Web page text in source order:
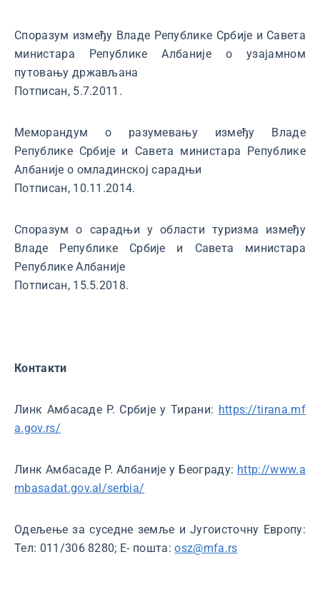
Споразум између Владе Републике Србије и Савета
министара Републике Албаније о узајамном
путовању држављана
Потписан, 5.7.2011.
Меморандум о разумевању између Владе
Републике Србије и Савета министара Републике
Албаније о омладинској сарадњи
Потписан, 10.11.2014.
Споразум о сарадњи у области туризма између
Владе Републике Србије и Савета министара
Републике Албаније
Потписан, 15.5.2018.
Контакти
Линк Амбасаде Р. Србије у Тирани: https://tirana.mf
a.gov.rs/
Линк Амбасаде Р. Албаније у Београду: http://www.a
mbasadat.gov.al/serbia/
Одељење за суседне земље и Југоисточну Европу:
Тел: 011/306 8280; Е- пошта:osz@mfa.rs